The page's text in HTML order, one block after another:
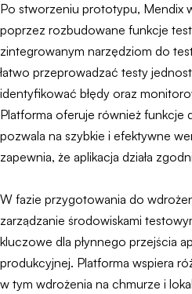
Po stworzeniu prototypu, Mendix
poprzez rozbudowane funkcje
zintegrowanym narzędziom do
łatwo przeprowadzać testy
identyfikować błędy oraz
Platforma oferuje również funkcje
pozwala na szybkie i efektywne
zapewnia, że aplikacja działa
W fazie przygotowania do
zarządzanie środowiskami
kluczowe dla płynnego przejścia
produkcyjnej. Platforma wspiera
w tym wdrożenia na chmurze i